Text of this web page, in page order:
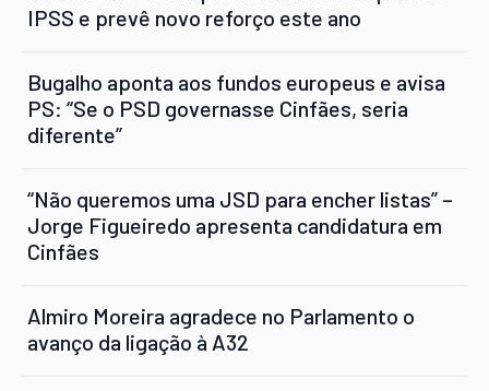
IPSS e prevê novo reforço este ano
Bugalho aponta aos fundos europeus e avisa
PS: “Se o PSD governasse Cinfães, seria
diferente”
“Não queremos uma JSD para encher listas” –
Jorge Figueiredo apresenta candidatura em
Cinfães
Almiro Moreira agradece no Parlamento o
avanço da ligação à A32